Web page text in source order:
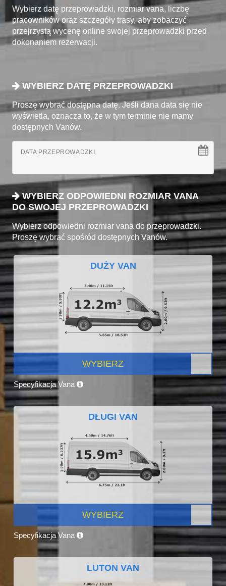
Wybierz datę przeprowadzki, rozmiar vana, liczbę
pracowników oraz szczegóły trasy, aby zobaczyć
przejrzystą wycenę online swojej przeprowadzki przed
dokonaniem rezerwacji.
WYBIERZ DATĘ PRZEPROWADZKI
Proszę wybrać dostępna datę. Jeśli dana data się nie
wyświetla, oznacza to, że w tym terminie nie mamy
dostępnych Vanów.
DATA PRZEPROWADZKI
WYBIERZ ODPOWIEDNI ROZMIAR VANA
DO SWOJEJ PRZEPROWADZKI
Wybierz odpowiedni rozmiar vana do przeprowadzki.
Proszę wybrać spośród dostępnych Vanów.
DUŻY VAN
WYBIERZ
Specyfikacja Vana
DŁUGI VAN
WYBIERZ
Specyfikacja Vana
LUTON VAN